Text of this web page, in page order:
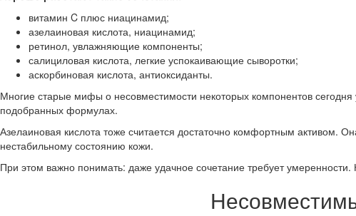
витамин C плюс ниацинамид;
азелаиновая кислота, ниацинамид;
ретинол, увлажняющие компоненты;
салициловая кислота, легкие успокаивающие сыворотки;
аскорбиновая кислота, антиоксиданты.
Многие старые мифы о несовместимости некоторых компонентов
подобранных формулах.
Азелаиновая кислота тоже считается достаточно комфортным активом.
нестабильному состоянию кожи.
При этом важно понимать: даже удачное сочетание требует